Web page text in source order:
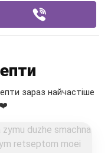
зараз найчастіше
❤️